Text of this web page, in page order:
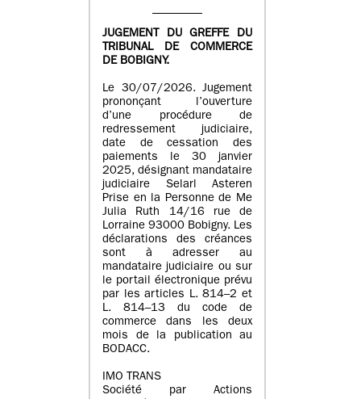
JUGEMENT DU GREFFE DU
TRIBUNAL DE COMMERCE
DE BOBIGNY.
Le 30/07/2026. Jugement
prononçant l’ouverture
d’une procédure de
redressement judiciaire,
date de cessation des
paiements le 30 janvier
2025, désignant mandataire
judiciaire Selarl Asteren
Prise en la Personne de Me
Julia Ruth 14/16 rue de
Lorraine 93000 Bobigny. Les
déclarations des créances
sont à adresser au
mandataire judiciaire ou sur
le portail électronique prévu
par les articles L. 814–2 et
L. 814–13 du code de
commerce dans les deux
mois de la publication au
BODACC.
IMO TRANS
Société par Actions